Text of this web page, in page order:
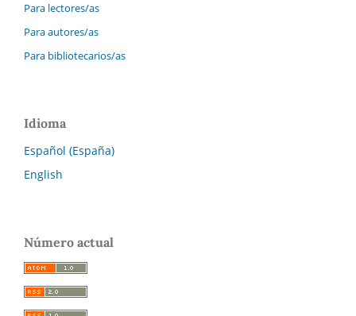
Para lectores/as
Para autores/as
Para bibliotecarios/as
Idioma
Español (España)
English
Número actual